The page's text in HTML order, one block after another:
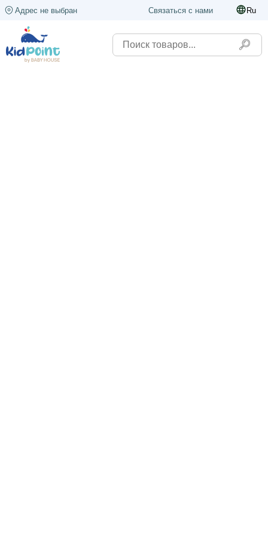
Адрес не выбран Связаться с нами Ru